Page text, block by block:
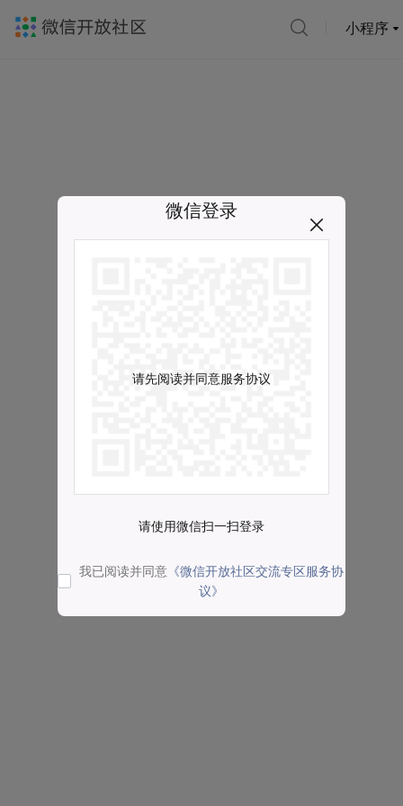
小程序
微信登录
请先阅读并同意服务协议
请使用微信扫一扫登录
我已阅读并同意 《微信开放社区交流专区服务协
议》